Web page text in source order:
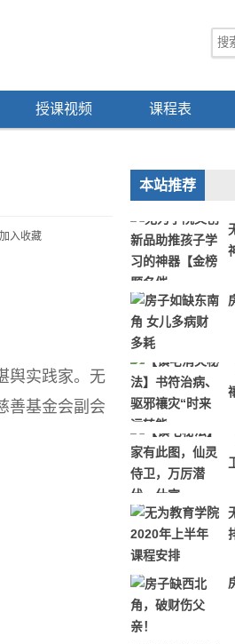
授课视频 课程表
加入收藏
舆实践家。无
善基金会副会
本站推荐